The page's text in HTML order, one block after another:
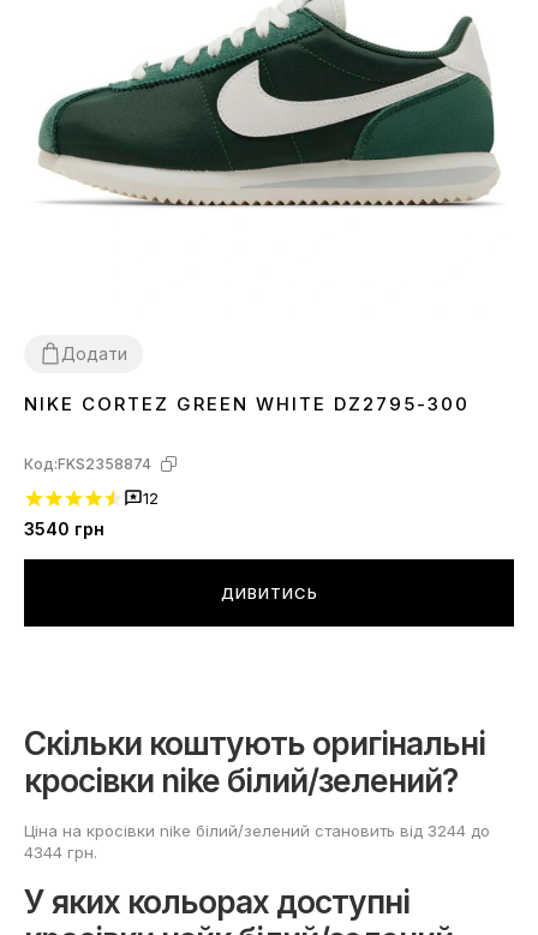
Додати
3637 3839
NIKE CORTEZ GREEN WHITE DZ2795-300
Код:FKS2358874
12
3540 грн
ДИВИТИСЬ
Скільки коштують оригінальні
кросівки nike білий/зелений?
Ціна на кросівки nike білий/зелений становить від 3244 до
4344 грн.
У яких кольорах доступні